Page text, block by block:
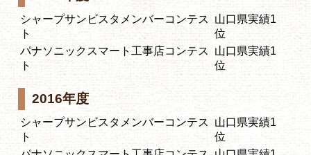
シャープサンビスタメンバーコンテス
ト
山口県実績1
位
パナソニックスマート工事店コンテス
ト
山口県実績1
位
2016年度
シャープサンビスタメンバーコンテス
ト
山口県実績1
位